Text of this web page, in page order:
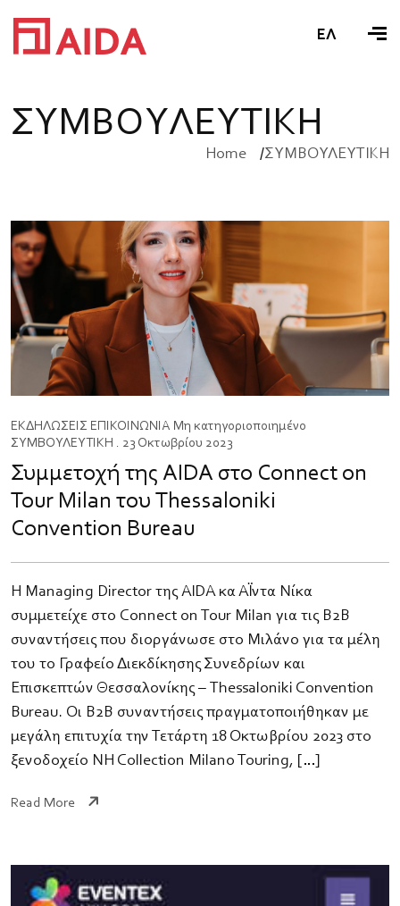
ΕΛ
ΣΥΜΒΟΥΛΕΥΤΙΚΗ
Home ΣΥΜΒΟΥΛΕΥΤΙΚΗ
ΕΚΔΗΛΩΣΕΙΣ ΕΠΙΚΟΙΝΩΝΙΑ Μη κατηγοριοποιημένο
ΣΥΜΒΟΥΛΕΥΤΙΚΗ . 23 Οκτωβρίου 2023
Συμμετοχή της AIDA στο Connect on
Tour Milan του Thessaloniki
Convention Bureau
Η Managing Director της AIDA κα Αΐντα Νίκα
συμμετείχε στο Connect on Tour Milan για τις Β2Β
συναντήσεις που διοργάνωσε στο Μιλάνο για τα μέλη
του το Γραφείο Διεκδίκησης Συνεδρίων και
Επισκεπτών Θεσσαλονίκης – Thessaloniki Convention
Bureau. Οι B2B συναντήσεις πραγματοποιήθηκαν με
μεγάλη επιτυχία την Τετάρτη 18 Οκτωβρίου 2023 στο
ξενοδοχείο NH Collection Milano Touring, […]
Read More